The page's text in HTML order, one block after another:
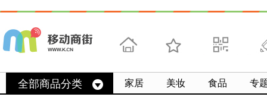
首页 收藏 求扫码 微
全部商品分类 家居 美妆 食品 专